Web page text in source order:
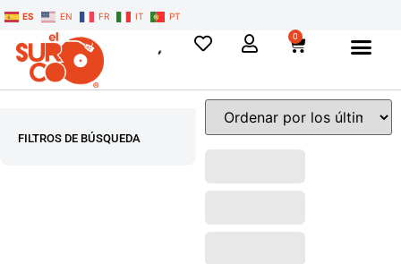
ES EN FR IT PT
0
FILTROS DE BÚSQUEDA